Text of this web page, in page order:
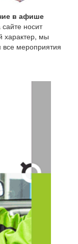
в афише
носит
характер, мы
все мероприятия